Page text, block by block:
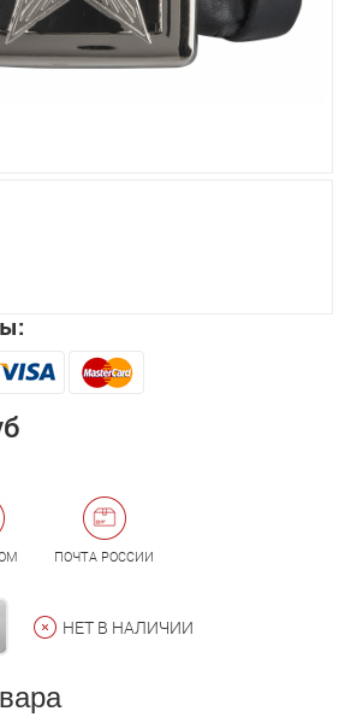
ПОЧТА РОССИИ
НЕТ В НАЛИЧИИ